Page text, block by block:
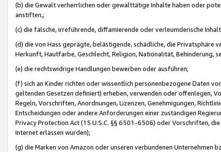
(b) die Gewalt verherrlichen oder gewalttätige Inhalte haben oder
anstiften,;
(c) die falsche, irreführende, diffamierende oder verleumderische
(d) die von Hass geprägte, belästigende, schädliche, die Privatsphäre
Herkunft, Hautfarbe, Geschlecht, Religion, Nationalität, Behinderung,
(e) die rechtswidrige Handlungen bewerben oder ausführen;
(f) sich an Kinder richten oder wissentlich personenbezogene Daten
geltenden Gesetzen definiert) erheben, verwenden oder offenlegen,
Regeln, Vorschriften, Anordnungen, Lizenzen, Genehmigungen,
Entscheidungen oder andere Anforderungen einer zuständigen
Privacy Protection Act (15 U.S.C. §§ 6501-6506) oder Vorschriften,
Internet erlassen wurden);
(g) die Marken von Amazon oder unseren verbundenen Unternehmen